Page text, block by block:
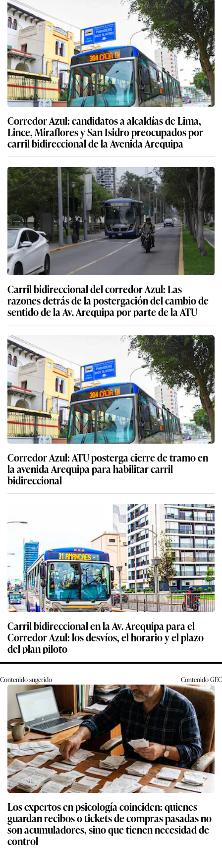
Corredor Azul: candidatos a alcaldías de Lima,
Lince, Miraflores y San Isidro preocupados por
carril bidireccional de la Avenida Arequipa
Carril bidireccional del corredor Azul: Las
razones detrás de la postergación del cambio de
sentido de la Av. Arequipa por parte de la ATU
Corredor Azul: ATU posterga cierre de tramo en
la avenida Arequipa para habilitar carril
bidireccional
Carril bidireccional en la Av. Arequipa para el
Corredor Azul: los desvíos, el horario y el plazo
del plan piloto
Contenido sugerido ContenidoGEC
Los expertos en psicología coinciden: quienes
guardan recibos o tickets de compras pasadas no
son acumuladores, sino que tienen necesidad de
control